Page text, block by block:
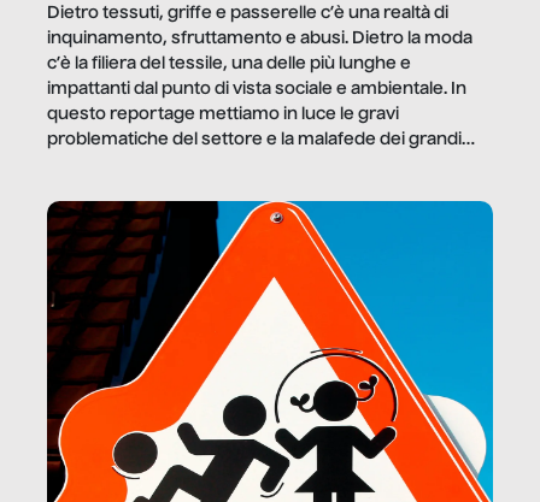
Dietro tessuti, griffe e passerelle c’è una realtà di
inquinamento, sfruttamento e abusi. Dietro la moda
c’è la filiera del tessile, una delle più lunghe e
impattanti dal punto di vista sociale e ambientale. In
questo reportage mettiamo in luce le gravi
problematiche del settore e la malafede dei grandi